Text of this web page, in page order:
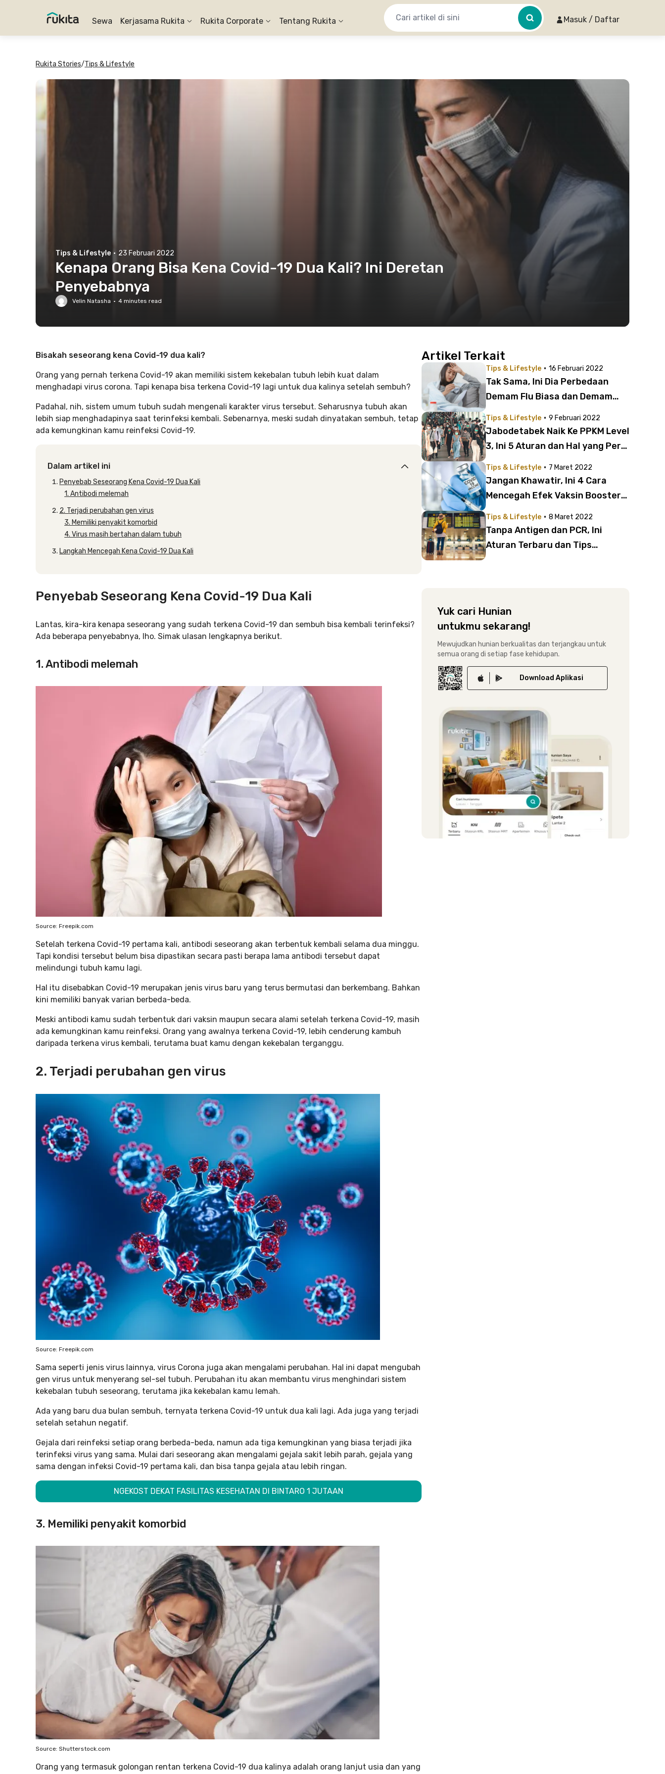
Sewa Kerjasama Rukita Rukita Corporate Tentang Rukita Masuk / Daftar
Rukita Stories/Tips & Lifestyle
Tips & Lifestyle · 23 Februari 2022
Kenapa Orang Bisa Kena Covid-19 Dua Kali? Ini Deretan
Penyebabnya
Velin Natasha · 4 minutes read
Bisakah seseorang kena Covid-19 dua kali?
Orang yang pernah terkena Covid-19 akan memiliki sistem kekebalan tubuh lebih kuat dalam
menghadapi virus corona. Tapi kenapa bisa terkena Covid-19 lagi untuk dua kalinya setelah sembuh?
Padahal, nih, sistem umum tubuh sudah mengenali karakter virus tersebut. Seharusnya tubuh akan
lebih siap menghadapinya saat terinfeksi kembali. Sebenarnya, meski sudah dinyatakan sembuh, tetap
ada kemungkinan kamu reinfeksi Covid-19.
Dalam artikel ini
Penyebab Seseorang Kena Covid-19 Dua Kali
1. Antibodi melemah
2. Terjadi perubahan gen virus
3. Memiliki penyakit komorbid
4. Virus masih bertahan dalam tubuh
Langkah Mencegah Kena Covid-19 Dua Kali
Penyebab Seseorang Kena Covid-19 Dua Kali
Lantas, kira-kira kenapa seseorang yang sudah terkena Covid-19 dan sembuh bisa kembali terinfeksi?
Ada beberapa penyebabnya, lho. Simak ulasan lengkapnya berikut.
1. Antibodi melemah
Source: Freepik.com
Setelah terkena Covid-19 pertama kali, antibodi seseorang akan terbentuk kembali selama dua minggu.
Tapi kondisi tersebut belum bisa dipastikan secara pasti berapa lama antibodi tersebut dapat
melindungi tubuh kamu lagi.
Hal itu disebabkan Covid-19 merupakan jenis virus baru yang terus bermutasi dan berkembang. Bahkan
kini memiliki banyak varian berbeda-beda.
Meski antibodi kamu sudah terbentuk dari vaksin maupun secara alami setelah terkena Covid-19, masih
ada kemungkinan kamu reinfeksi. Orang yang awalnya terkena Covid-19, lebih cenderung kambuh
daripada terkena virus kembali, terutama buat kamu dengan kekebalan terganggu.
2. Terjadi perubahan gen virus
Source: Freepik.com
Sama seperti jenis virus lainnya, virus Corona juga akan mengalami perubahan. Hal ini dapat mengubah
gen virus untuk menyerang sel-sel tubuh. Perubahan itu akan membantu virus menghindari sistem
kekebalan tubuh seseorang, terutama jika kekebalan kamu lemah.
Ada yang baru dua bulan sembuh, ternyata terkena Covid-19 untuk dua kali lagi. Ada juga yang terjadi
setelah setahun negatif.
Gejala dari reinfeksi setiap orang berbeda-beda, namun ada tiga kemungkinan yang biasa terjadi jika
terinfeksi virus yang sama. Mulai dari seseorang akan mengalami gejala sakit lebih parah, gejala yang
sama dengan infeksi Covid-19 pertama kali, dan bisa tanpa gejala atau lebih ringan.
NGEKOST DEKAT FASILITAS KESEHATAN DI BINTARO 1 JUTAAN
3. Memiliki penyakit komorbid
Source: Shutterstock.com
Orang yang termasuk golongan rentan terkena Covid-19 dua kalinya adalah orang lanjut usia dan yang
Artikel Terkait
Tips & Lifestyle · 16 Februari 2022
Tak Sama, Ini Dia Perbedaan
Demam Flu Biasa dan Demam
Tips & Lifestyle · 9 Februari 2022
Jabodetabek Naik Ke PPKM Level
3, Ini 5 Aturan dan Hal yang Perlu
Tips & Lifestyle · 7 Maret 2022
Jangan Khawatir, Ini 4 Cara
Mencegah Efek Vaksin Booster
Tips & Lifestyle · 8 Maret 2022
Tanpa Antigen dan PCR, Ini
Aturan Terbaru dan Tips
Yuk cari Hunian
untukmu sekarang!
Mewujudkan hunian berkualitas dan terjangkau untuk
semua orang di setiap fase kehidupan.
Download Aplikasi